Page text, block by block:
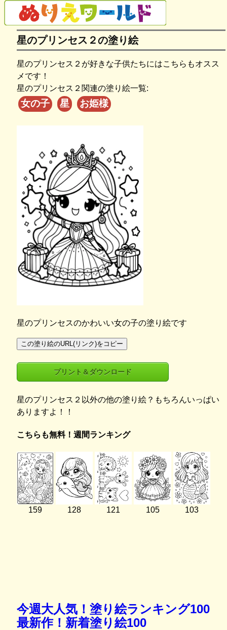
星のプリンセス２の塗り絵
星のプリンセス２が好きな子供たちにはこちらもオスス
メです！
星のプリンセス２関連の塗り絵一覧:
女の子 星 お姫様
星のプリンセスのかわいい女の子の塗り絵です
この塗り絵のURL(リンク)をコピー
プリント＆ダウンロード
星のプリンセス２以外の他の塗り絵？もちろんいっぱい
ありますよ！！
こちらも無料！週間ランキング
159 128 121 105 103
今週大人気！塗り絵ランキング100
最新作！新着塗り絵100